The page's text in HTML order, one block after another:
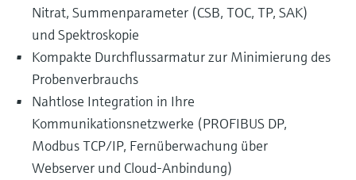
Nitrat, Summenparameter (CSB, TOC, TP, SAK)
und Spektroskopie
Kompakte Durchflussarmatur zur Minimierung des
Probenverbrauchs
Nahtlose Integration in Ihre
Kommunikationsnetzwerke (PROFIBUS DP,
Modbus TCP/IP, Fernüberwachung über
Webserver und Cloud-Anbindung)